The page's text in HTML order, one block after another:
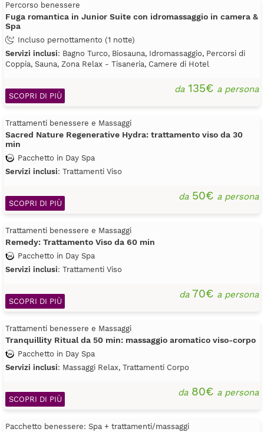
Percorso benessere
Fuga romantica in Junior Suite con idromassaggio in camera &
Spa
Incluso pernottamento (1 notte)
Servizi inclusi: Bagno Turco, Biosauna, Idromassaggio, Percorsi di
Coppia, Sauna, Zona Relax - Tisaneria, Camere di Hotel
da135€ a persona
SCOPRI DI PIÙ
Trattamenti benessere e Massaggi
Sacred Nature Regenerative Hydra: trattamento viso da 30
min
Pacchetto in Day Spa
Servizi inclusi: Trattamenti Viso
da50€ a persona
SCOPRI DI PIÙ
Trattamenti benessere e Massaggi
Remedy: Trattamento Viso da 60 min
Pacchetto in Day Spa
Servizi inclusi: Trattamenti Viso
da70€ a persona
SCOPRI DI PIÙ
Trattamenti benessere e Massaggi
Tranquillity Ritual da 50 min: massaggio aromatico viso-corpo
Pacchetto in Day Spa
Servizi inclusi: Massaggi Relax, Trattamenti Corpo
da80€ a persona
SCOPRI DI PIÙ
Pacchetto benessere: Spa + trattamenti/massaggi